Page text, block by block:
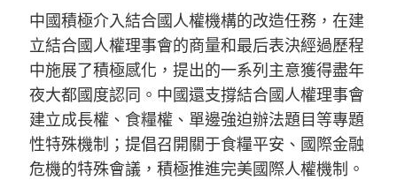
中國積極介入結合國人權機構的改造任務，在建
立結合國人權理事會的商量和最后表決經過歷程
中施展了積極感化，提出的一系列主意獲得盡年
夜大都國度認同。中國還支撐結合國人權理事會
建立成長權、食糧權、單邊強迫辦法題目等專題
性特殊機制；提倡召開關于食糧平安、國際金融
危機的特殊會議，積極推進完美國際人權機制。